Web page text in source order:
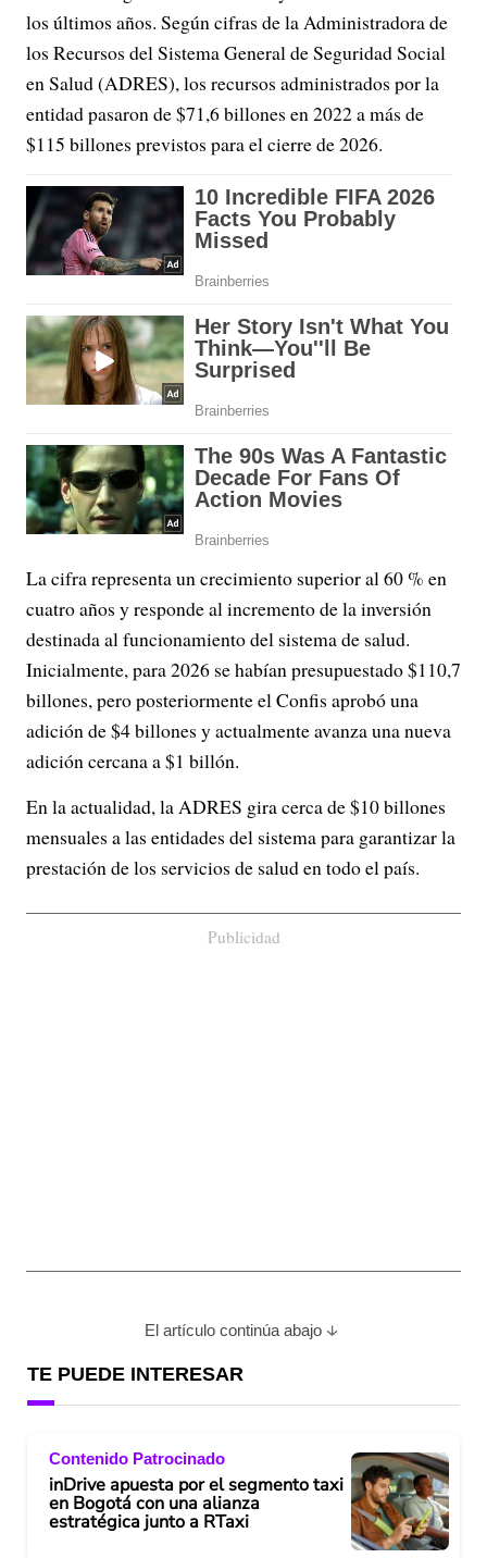
los últimos años. Según cifras de la Administradora de
los Recursos del Sistema General de Seguridad Social
en Salud (ADRES), los recursos administrados por la
entidad pasaron de $71,6 billones en 2022 a más de
$115 billones previstos para el cierre de 2026.
La cifra representa un crecimiento superior al 60 % en
cuatro años y responde al incremento de la inversión
destinada al funcionamiento del sistema de salud.
Inicialmente, para 2026 se habían presupuestado $110,7
billones, pero posteriormente el Confis aprobó una
adición de $4 billones y actualmente avanza una nueva
adición cercana a $1 billón.
En la actualidad, la ADRES gira cerca de $10 billones
mensuales a las entidades del sistema para garantizar la
prestación de los servicios de salud en todo el país.
Publicidad
El artículo continúa abajo
TE PUEDE INTERESAR
Contenido Patrocinado
inDrive apuesta por el segmento taxi
en Bogotá con una alianza
estratégica junto a RTaxi